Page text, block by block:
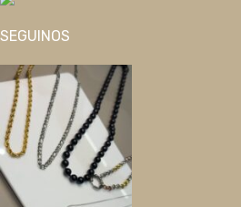
SEGUINOS